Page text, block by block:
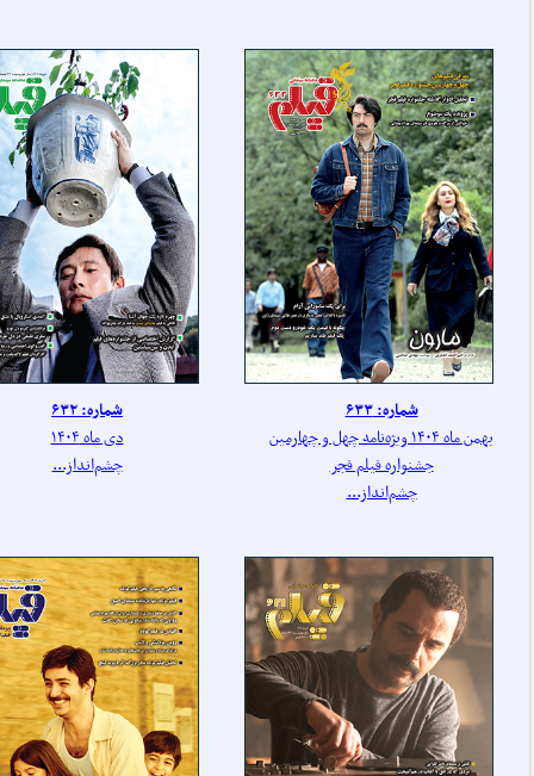
شماره: ۶۳۳
بهمن ماه ۱۴۰۴ ویژه‌نامه چهل‌ و‌ چهارمین
جشنواره فیلم فجر
چشم‌انداز...
شماره: ۶۳۲
دی ماه ۱۴۰۴
چشم‌انداز...